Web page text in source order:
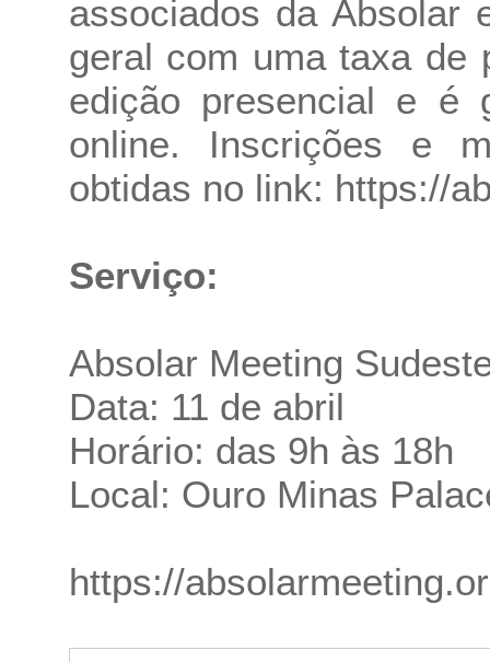
associados da Absolar
geral com uma taxa de
edição presencial e é
online. Inscrições e
obtidas no link: https://
Serviço:
Absolar Meeting
Data: 11 de abril
Horário: das 9h às 18h
Local: Ouro Minas
https://